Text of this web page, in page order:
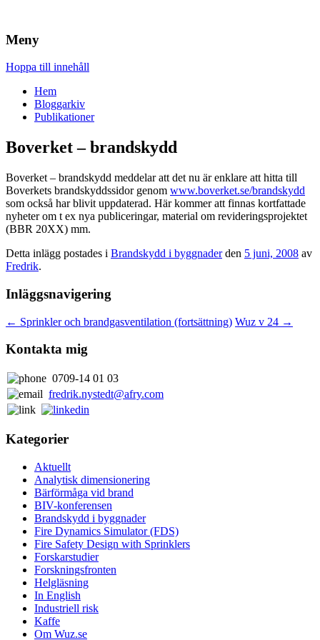
Wuz
Meny
Hoppa till innehåll
Hem
Bloggarkiv
Publikationer
Boverket – brandskydd
Boverket – brandskydd meddelar att det nu är enklare att hitta till
Boverkets brandskyddssidor genom www.boverket.se/brandskydd
som också har blivit uppdaterad. Här kommer att finnas kortfattade
nyheter om t ex nya publiceringar, material om revideringsprojektet
(BBR 20XX) mm.
Detta inlägg postades i Brandskydd i byggnaderden 5 juni, 2008 av
Fredrik.
Inläggsnavigering
← Sprinkler och brandgasventilation (fortsättning) Wuz v 24 →
Kontakta mig
0709-14 01 03
fredrik.nystedt@afry.com
Kategorier
Aktuellt
Analytisk dimensionering
Bärförmåga vid brand
BIV-konferensen
Brandskydd i byggnader
Fire Dynamics Simulator (FDS)
Fire Safety Design with Sprinklers
Forskarstudier
Forskningsfronten
Helgläsning
In English
Industriell risk
Kaffe
Om Wuz.se